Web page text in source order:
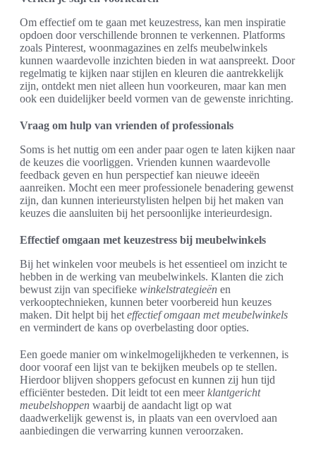
Om effectief om te gaan met keuzestress, kan men inspiratie
opdoen door verschillende bronnen te verkennen. Platforms
zoals Pinterest, woonmagazines en zelfs meubelwinkels
kunnen waardevolle inzichten bieden in wat aanspreekt. Door
regelmatig te kijken naar stijlen en kleuren die aantrekkelijk
zijn, ontdekt men niet alleen hun voorkeuren, maar kan men
ook een duidelijker beeld vormen van de gewenste inrichting.
Vraag om hulp van vrienden of professionals
Soms is het nuttig om een ander paar ogen te laten kijken naar
de keuzes die voorliggen. Vrienden kunnen waardevolle
feedback geven en hun perspectief kan nieuwe ideeën
aanreiken. Mocht een meer professionele benadering gewenst
zijn, dan kunnen interieurstylisten helpen bij het maken van
keuzes die aansluiten bij het persoonlijke interieurdesign.
Effectief omgaan met keuzestress bij meubelwinkels
Bij het winkelen voor meubels is het essentieel om inzicht te
hebben in de werking van meubelwinkels. Klanten die zich
bewust zijn van specifieke winkelstrategieën en
verkooptechnieken, kunnen beter voorbereid hun keuzes
maken. Dit helpt bij het effectief omgaan met meubelwinkels
en vermindert de kans op overbelasting door opties.
Een goede manier om winkelmogelijkheden te verkennen, is
door vooraf een lijst van te bekijken meubels op te stellen.
Hierdoor blijven shoppers gefocust en kunnen zij hun tijd
efficiënter besteden. Dit leidt tot een meerklantgericht
meubelshoppen waarbij de aandacht ligt op wat
daadwerkelijk gewenst is, in plaats van een overvloed aan
aanbiedingen die verwarring kunnen veroorzaken.